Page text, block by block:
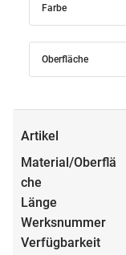
Farbe
Oberfläche